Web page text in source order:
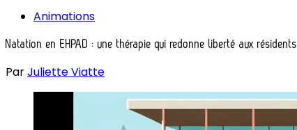
Animations
Natation en EHPAD : une thérapie qui redonne liberté aux résidents
ParJuliette Viatte